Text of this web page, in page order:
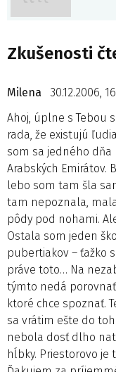
Zkušenosti
Milena
30.12.2006,
Ahoj, úplne s Tebou
rada, že existujú
som sa jedného dňa
Arabských Emirátov.
lebo som tam šla
tam nepoznala,
pôdy pod nohami.
Ostala som jeden
pubertiakov – ťažko
práve toto… Na
týmto nedá
ktoré chce spoznať.
sa vrátim ešte do
nebola dosť dlho
hĺbky. Priestorovo je